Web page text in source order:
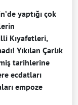
yaptığı çok
Kıyafetleri,
Yıkılan Çarlık
tarihlerine
ecdatları
empoze